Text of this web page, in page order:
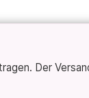
Der